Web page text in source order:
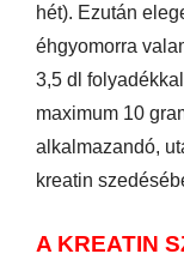
hét). Ezután
éhgyomorra
3,5 dl
maximum 10
alkalmazandó,
kreatin
A KREATIN